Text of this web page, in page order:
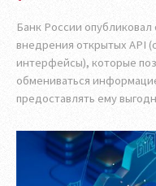
Банк России
внедрения открытых API
интерфейсы), которые
обмениваться
предоставлять ему